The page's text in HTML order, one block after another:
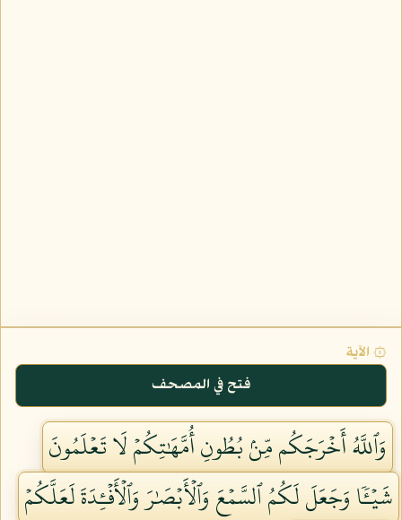
۞ الآية
فتح في المصحف
وَٱللَّهُ أَخۡرَجَكُم مِّنۢ بُطُونِ أُمَّهَٰتِكُمۡ لَا تَعۡلَمُونَ
شَيۡـٔٗا وَجَعَلَ لَكُمُ ٱلسَّمۡعَ وَٱلۡأَبۡصَٰرَ وَٱلۡأَفۡـِٔدَةَ لَعَلَّكُمۡ